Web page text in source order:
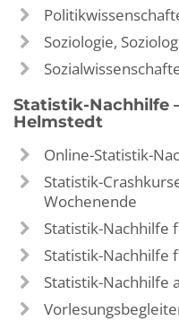
Soziologie,
Statistik-Nachhilfe
Helmstedt
Online-Statistik-
Statistik-
Wochenende
Statistik-Nachhilfe
Statistik-Nachhilfe
Statistik-Nachhilfe